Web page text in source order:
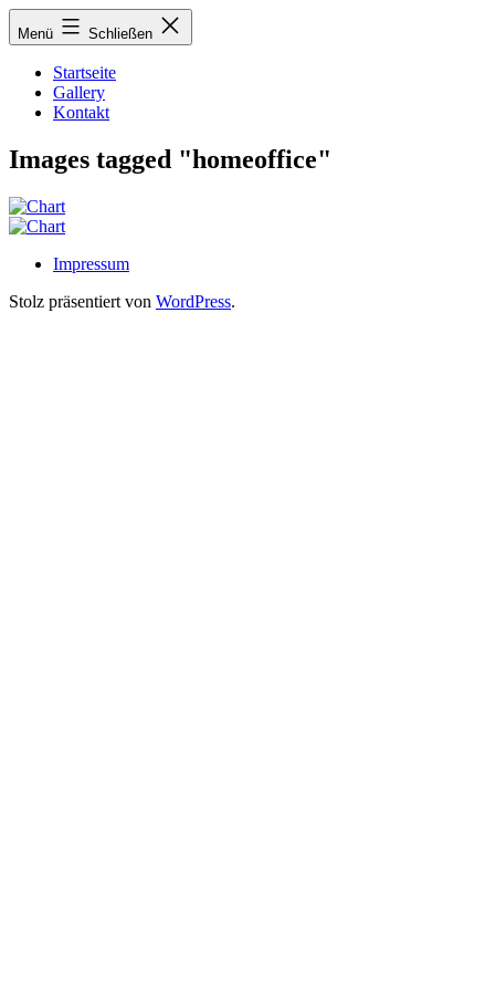
Zum
Inhalt
Menü Schließen
Startseite
Gallery
Kontakt
Images tagged "homeoffice"
Impressum
Stolz präsentiert von WordPress.